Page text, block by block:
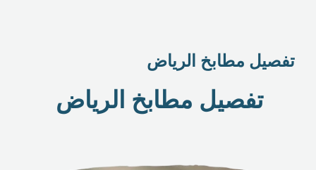
تفصيل مطابخ الرياض
تفصيل مطابخ الرياض